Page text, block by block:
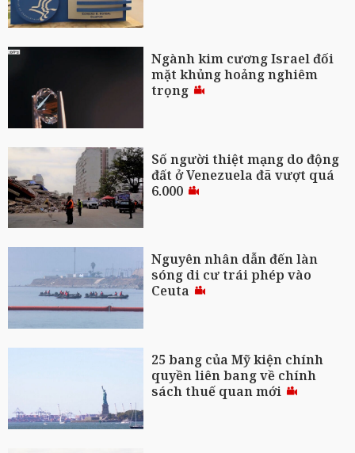
Ngành kim cương Israel đối
mặt khủng hoảng nghiêm
trọng
Số người thiệt mạng do động
đất ở Venezuela đã vượt quá
6.000
Nguyên nhân dẫn đến làn
sóng di cư trái phép vào
Ceuta
25 bang của Mỹ kiện chính
quyền liên bang về chính
sách thuế quan mới